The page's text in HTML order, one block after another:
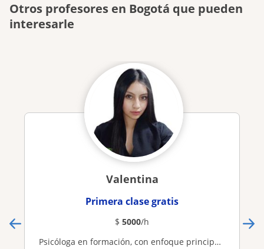
Otros profesores en Bogotá que pueden
interesarle
Valentina
Primera clase gratis
$ 5000/h
Psicóloga en formación, con enfoque principal en psicoterapia del juego para apoyar el desarrollo adecuado del aprendizaje